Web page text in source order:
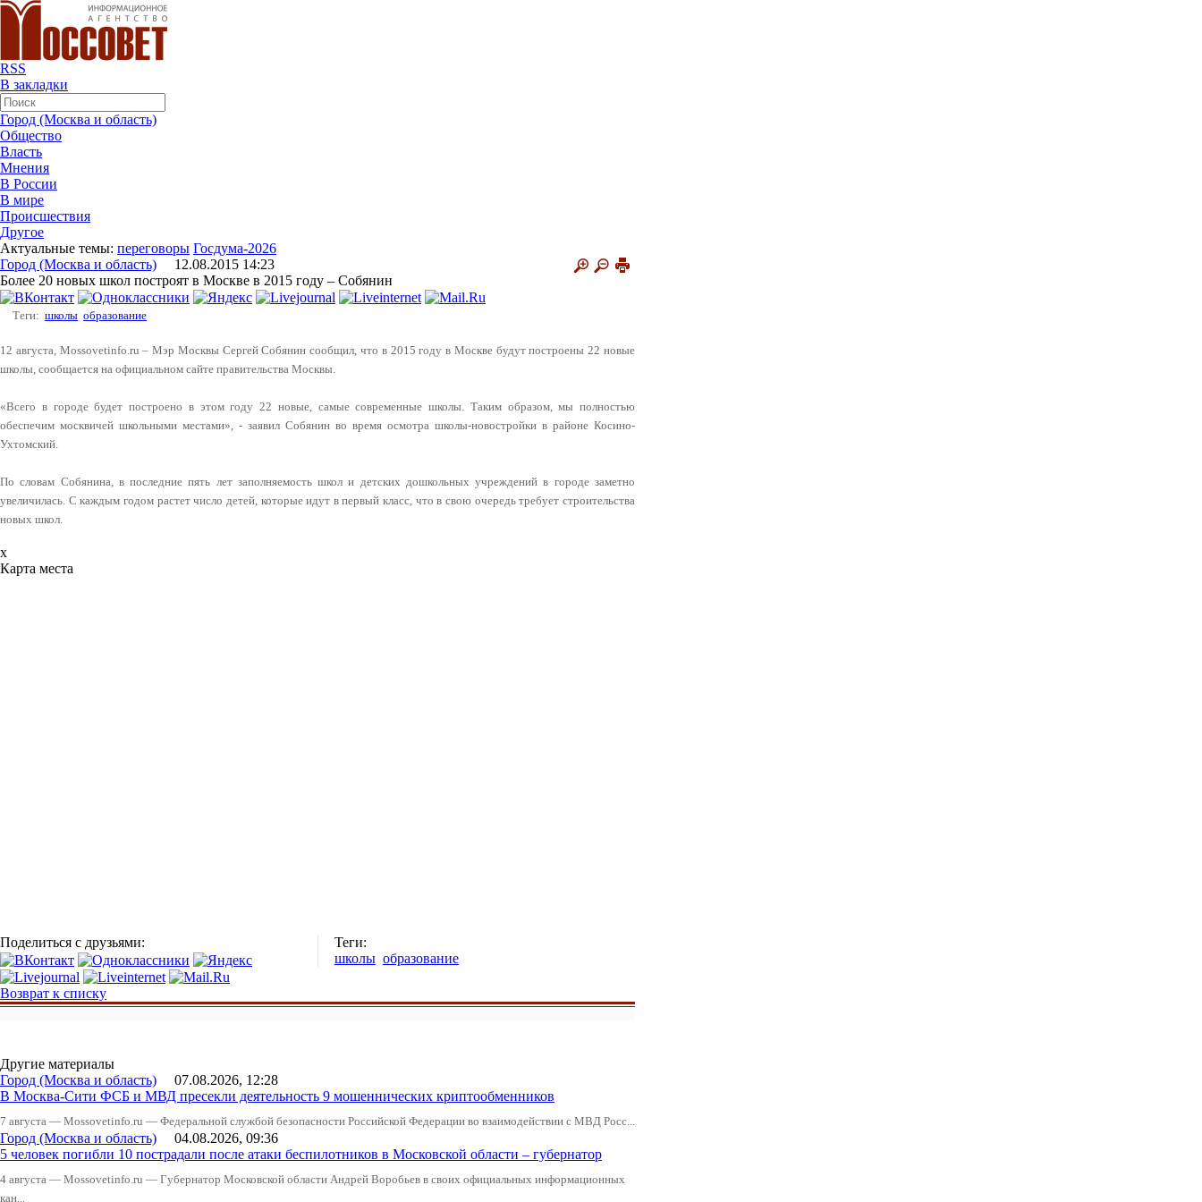
RSS
В закладки
Город (Москва и область)
Общество
Власть
Мнения
В России
В мире
Происшествия
Другое
Актуальные темы: переговоры Госдума-2026
Город (Москва и область) 12.08.2015 14:23
Более 20 новых школ построят в Москве в 2015 году – Собянин
Теги: школы образование
12 августа, Mossovetinfo.ru – Мэр Москвы Сергей Собянин сообщил, что в 2015 году в Москве будут построены 22 новые
школы, сообщается на официальном сайте правительства Москвы.
«Всего в городе будет построено в этом году 22 новые, самые современные школы. Таким образом, мы полностью
обеспечим москвичей школьными местами», - заявил Собянин во время осмотра школы-новостройки в районе Косино-
Ухтомский.
По словам Собянина, в последние пять лет заполняемость школ и детских дошкольных учреждений в городе заметно
увеличилась. С каждым годом растет число детей, которые идут в первый класс, что в свою очередь требует строительства
новых школ.
x
Карта места
Поделиться с друзьями:
Теги:
школы образование
Возврат к списку
Другие материалы
Город (Москва и область) 07.08.2026, 12:28
В Москва-Сити ФСБ и МВД пресекли деятельность 9 мошеннических криптообменников
7 августа — Mossovetinfo.ru — Федеральной службой безопасности Российской Федерации во взаимодействии с МВД Росс...
Город (Москва и область) 04.08.2026, 09:36
5 человек погибли 10 пострадали после атаки беспилотников в Московской области – губернатор
4 августа — Mossovetinfo.ru — Губернатор Московской области Андрей Воробьев в своих официальных информационных
кан...